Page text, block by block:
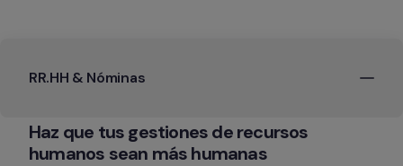
RR.HH & Nóminas
Haz que tus gestiones de recursos
humanos sean más humanas